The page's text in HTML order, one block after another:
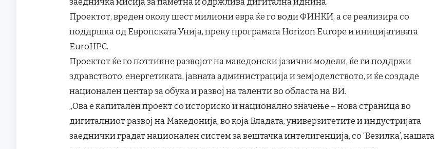
Проектот, вреден околу шест милиони евра ќе го води ФИНКИ, а се реализира со
поддршка од Европската Унија, преку програмата Horizon Europe и иницијативата
EuroHPC.
Проектот ќе го поттикне развојот на македонски јазични модели, ќе ги поддржи
здравството, енергетиката, јавната администрација и земјоделството, и ќе создаде
национален центар за обука и развој на таленти во областа на ВИ.
„Ова е капитален проект со историско и национално значење – нова страница во
дигиталниот развој на Македонија, во која Владата, универзитетите и индустријата
заеднички градат национален систем за вештачка интелигенција, со ‘Везилка’, нашата